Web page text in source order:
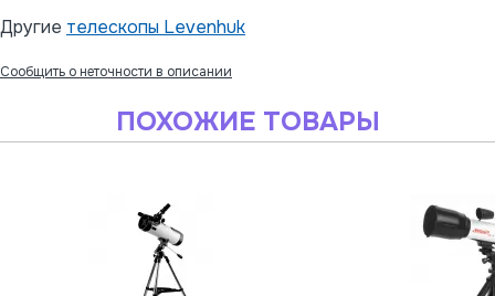
Другие телескопы Levenhuk
Сообщить о неточности в описании
ПОХОЖИЕ ТОВАРЫ